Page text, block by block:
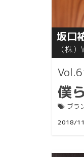
坂口
（株
僕
ブラ
2018/